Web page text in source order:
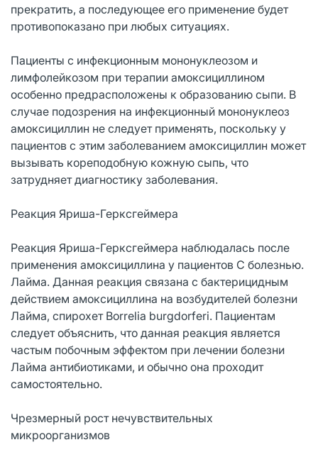
прекратить, а последующее его применение будет
противопоказано при любых ситуациях.
Пациенты с инфекционным мононуклеозом и
лимфолейкозом при терапии амоксициллином
особенно предрасположены к образованию сыпи. В
случае подозрения на инфекционный мононуклеоз
амоксициллин не следует применять, поскольку у
пациентов с этим заболеванием амоксициллин может
вызывать кореподобную кожную сыпь, что
затрудняет диагностику заболевания.
Реакция Яриша-Герксгеймера
Реакция Яриша-Герксгеймера наблюдалась после
применения амоксициллина у пациентов C болезнью.
Лайма. Данная реакция связана с бактерицидным
действием амоксициллина на возбудителей болезни
Лайма, спирохет Borrelia burgdorferi. Пациентам
следует объяснить, что данная реакция является
частым побочным эффектом при лечении болезни
Лайма антибиотиками, и обычно она проходит
самостоятельно.
Чрезмерный рост нечувствительных
микроорганизмов